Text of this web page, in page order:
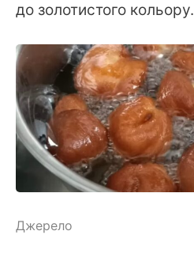
до золотистого кольору.
Джерело